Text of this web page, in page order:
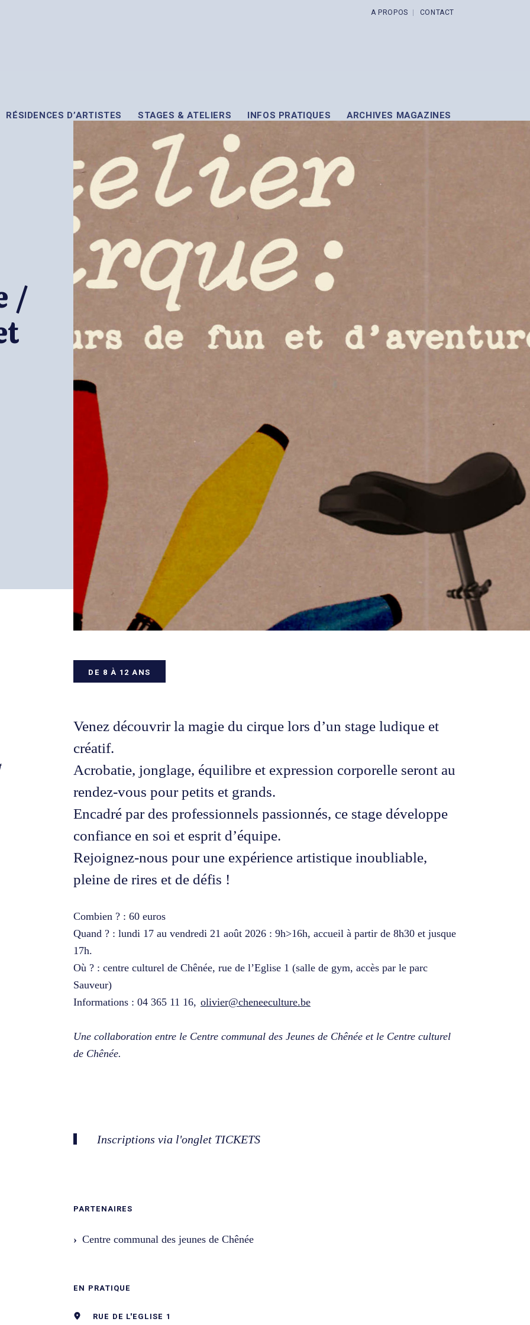
RÉSIDENCES D’ARTISTES STAGES & ATELIERS INFOS PRATIQUES ARCHIVES MAGAZINES
A PROPOS CONTACT
/
DE 8 À 12 ANS
Venez découvrir la magie du cirque lors d’un stage ludique et
créatif.
Acrobatie, jonglage, équilibre et expression corporelle seront au
rendez-vous pour petits et grands.
Encadré par des professionnels passionnés, ce stage développe
confiance en soi et esprit d’équipe.
Rejoignez-nous pour une expérience artistique inoubliable,
pleine de rires et de défis !
Combien ? : 60 euros
Quand ? : lundi 17 au vendredi 21 août 2026 : 9h>16h, accueil à partir de 8h30 et jusque
17h.
Où ? : centre culturel de Chênée, rue de l’Eglise 1 (salle de gym, accès par le parc
Sauveur)
Informations : 04 365 11 16, olivier@cheneeculture.be
Une collaboration entre le Centre communal des Jeunes de Chênée et le Centre culturel
de Chênée.
Inscriptions via l'onglet TICKETS
PARTENAIRES
Centre communal des jeunes de Chênée
EN PRATIQUE
RUE DE L'EGLISE 1